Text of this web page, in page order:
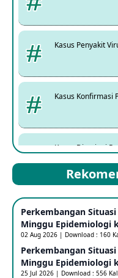
Kasus Penyakit
Kasus Konfirmasi
Kasus Dicurigai
Mpox Clade 1b di
25
Update Informasi
Perkembangan
Minggu Epidemiologi
02 Aug 2026 | Download : 160
Perkembangan
Minggu Epidemiologi
25 Jul 2026 | Download : 556